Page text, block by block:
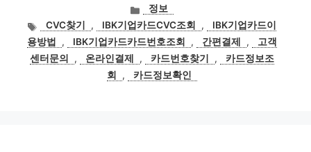
카
테
고
리
정보
태
그
CVC찾기 , IBK기업카드CVC조회 ,
IBK기업카드이
용방법
, IBK기업카드카드번호조회 , 간편결제 ,
고객
센터문의
, 온라인결제 , 카드번호찾기 ,
카드정보조
회
, 카드정보확인